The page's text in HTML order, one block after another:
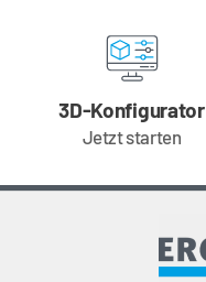
3D-Konfigurator
Jetzt starten